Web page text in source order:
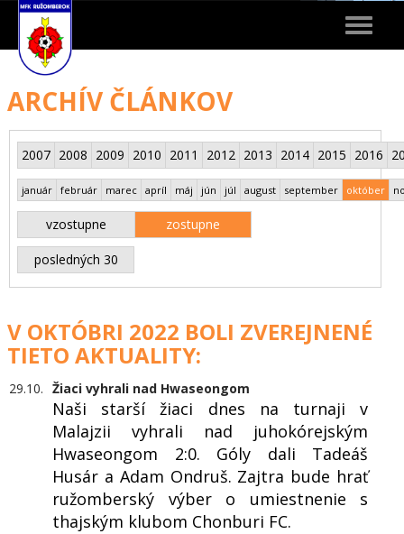
Toggle
ARCHÍV ČLÁNKOV
2007 2008 2009 2010 2011 2012 2013 2014 2015 2016
január február marec apríl máj jún júl august september október
vzostupne zostupne
posledných 30
V OKTÓBRI 2022 BOLI ZVEREJNENÉ
TIETO AKTUALITY:
29.10. Žiaci vyhrali nad Hwaseongom
Naši starší žiaci dnes na turnaji v
Malajzii vyhrali nad juhokórejským
Hwaseongom 2:0. Góly dali Tadeáš
Husár a Adam Ondruš. Zajtra bude hrať
ružomberský výber o umiestnenie s
thajským klubom Chonburi FC.